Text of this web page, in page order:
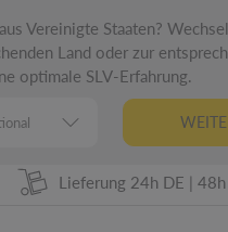
Vereinigte Staaten?
Land oder zur
optimale SLV-Erfahrung.
98%
Lieferung 24h DE | 48h
5 Jahre Garantie
German Engineering